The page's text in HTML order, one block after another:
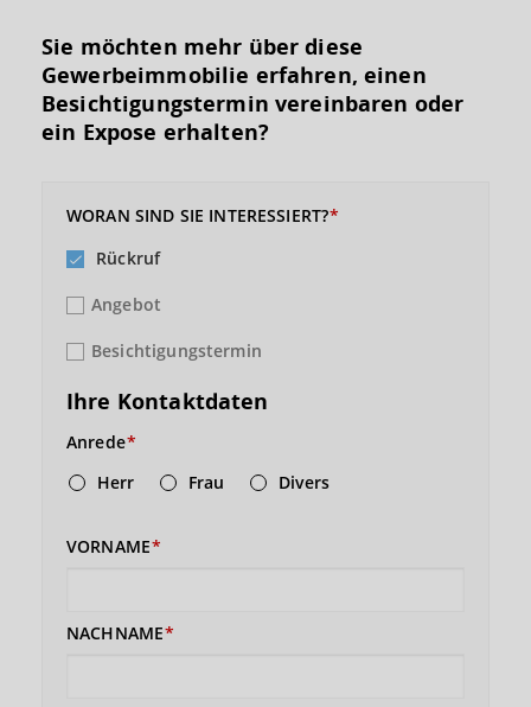
Sie möchten mehr über diese
Gewerbeimmobilie erfahren, einen
Besichtigungs­termin vereinbaren oder
ein Expose erhalten?
WORAN SIND SIE INTERESSIERT?
Rückruf
Angebot
Besichtigungstermin
Ihre Kontaktdaten
Anrede
Herr
Frau Divers
VORNAME
NACHNAME